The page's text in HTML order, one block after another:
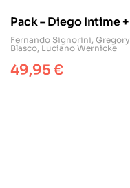
Pack – Diego Intime +
trio de posters
Maradona
Fernando Signorini, Gregory
Blasco, Luciano Wernicke
49,95 €